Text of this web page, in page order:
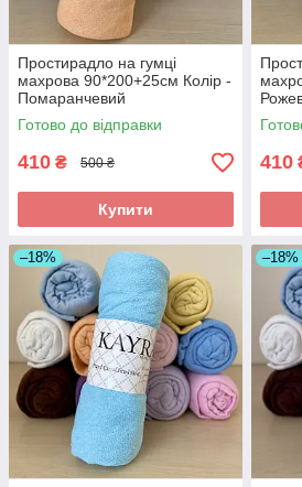
Простирадло на гумці
махрова 90*200+25см Колір -
Помаранчевий
Готово до відправки
410 ₴ 500 ₴
Купити
410
–18% –18%